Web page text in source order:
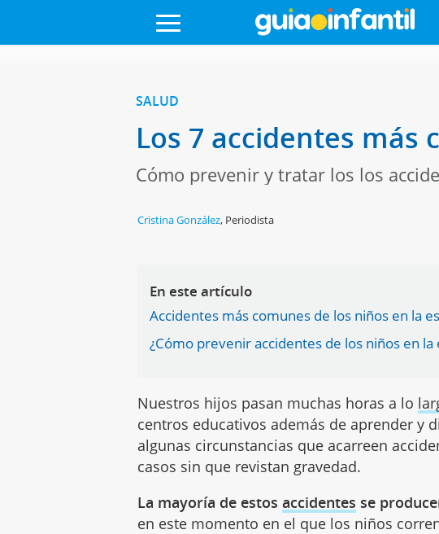
SALUD
Los 7 accidentes más
Cómo prevenir y tratar los los
Cristina González, Periodista
En este artículo
Accidentes más comunes de los niños en la
¿Cómo prevenir accidentes de los niños en la
Nuestros hijos pasan muchas horas a lo
centros educativos además de aprender y
algunas circunstancias que acarreen
casos sin que revistan gravedad.
La mayoría de estosaccidentes se
en este momento en el que los niños